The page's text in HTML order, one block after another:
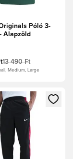
Póló 3-
Alapzöld
13 490 Ft
Medium, Large
vagy a tagként
egy modált a